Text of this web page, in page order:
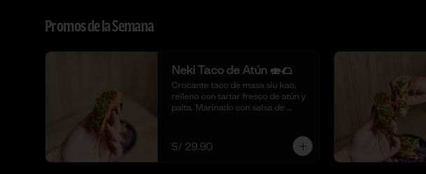
Promos de la Semana
Neki Taco de Atún 🍣🌮
Crocante taco de masa siu kao,
relleno con tartar fresco de atún y
palta. Marinado con salsa de
🍣🌮 (4 piezas)
S/ 29.90